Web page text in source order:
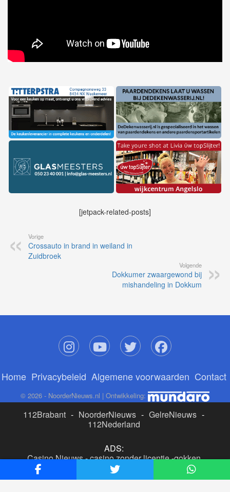
[jetpack-related-posts]
Vorige
Crossauto in brand in weiland in
Zuidbroek
Volgende
Dokkumer zwaargewond bij
mishandeling in Dokkum
Home Privacybeleid Algemene voorwaarden Contact
© 2026 - NoorderNieuws.nl | Ontwikkeling:
112Brabant - NoorderNieuws - GelreNieuws -
112Nederland
ADS:
Casino Nieuws-casino zonder licentie-gokken
buitenlandse site
beste online casino nederland